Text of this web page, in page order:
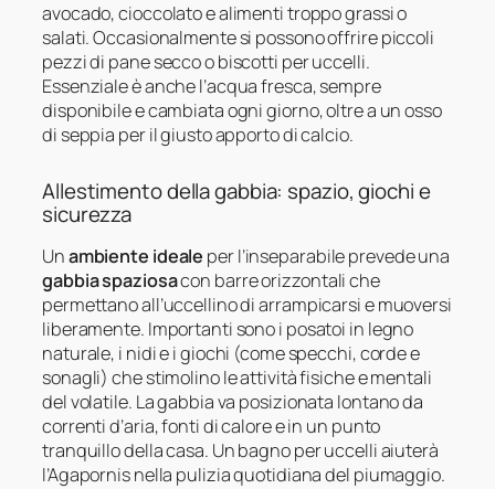
avocado, cioccolato e alimenti troppo grassi o
salati. Occasionalmente si possono offrire piccoli
pezzi di pane secco o biscotti per uccelli.
Essenziale è anche l’acqua fresca, sempre
disponibile e cambiata ogni giorno, oltre a un osso
di seppia per il giusto apporto di calcio.
Allestimento della gabbia: spazio, giochi e
sicurezza
Unambiente ideale per l’inseparabile prevede una
gabbia spaziosacon barre orizzontali che
permettano all’uccellino di arrampicarsi e muoversi
liberamente. Importanti sono i posatoi in legno
naturale, i nidi e i giochi (come specchi, corde e
sonagli) che stimolino le attività fisiche e mentali
del volatile. La gabbia va posizionata lontano da
correnti d’aria, fonti di calore e in un punto
tranquillo della casa. Un bagno per uccelli aiuterà
l’Agapornis nella pulizia quotidiana del piumaggio.